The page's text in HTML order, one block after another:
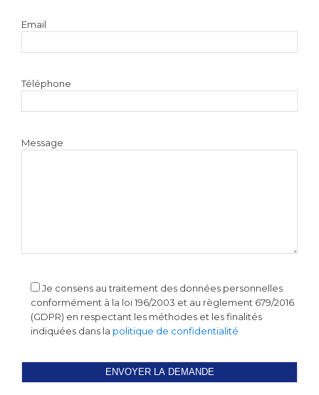
Email
Téléphone
Message
Je consens au traitement des données personnelles
conformément à la loi 196/2003 et au règlement 679/2016
(GDPR) en respectant les méthodes et les finalités
indiquées dans la politique de confidentialité